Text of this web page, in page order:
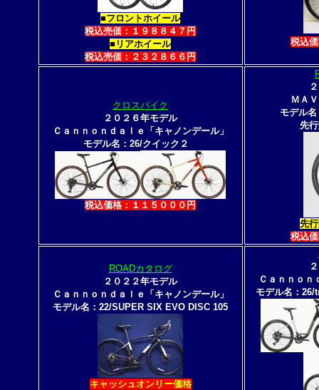
■フロントホイール
税込売価：１９８８４７円
■リアホイール
税込売価：２３２８６６円
税込
クロスバイク
２０２６年モデル
Ｃａｎｎｏｎｄａｌｅ「キャノンデール」
モデル名：26/クイック２
税込価格：１１５０００円
ＭＡ
モデル
先
先
税込
ROADカタログ
２０２２年モデル
Ｃａｎｎｏｎｄａｌｅ「キャノンデール」
モデル名：22/SUPER SIX EVO DISC 105
キャッシュオンリー価格
Ｃａｎｎｏｎ
モデル名：